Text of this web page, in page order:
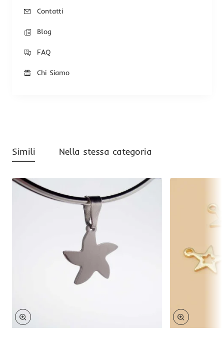
Contatti
Blog
FAQ
Chi Siamo
Simili Nella stessa categoria